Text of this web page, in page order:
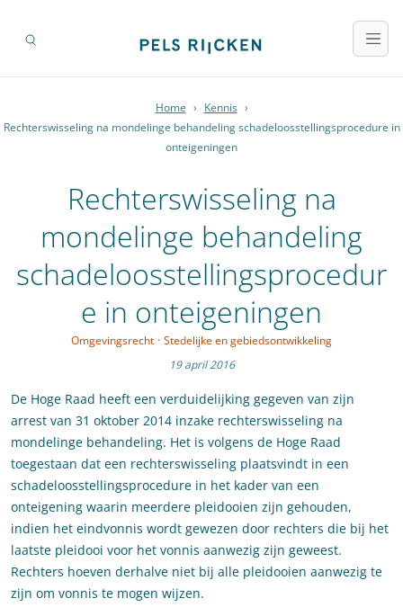
Home › Kennis ›
Rechterswisseling na mondelinge behandeling schadeloosstellingsprocedure in
onteigeningen
Rechterswisseling na
mondelinge behandeling
schadeloosstellingsprocedur
e in onteigeningen
Omgevingsrecht · Stedelijke en gebiedsontwikkeling
19 april 2016
De Hoge Raad heeft een verduidelijking gegeven van zijn
arrest van 31 oktober 2014 inzake rechterswisseling na
mondelinge behandeling. Het is volgens de Hoge Raad
toegestaan dat een rechterswisseling plaatsvindt in een
schadeloosstellingsprocedure in het kader van een
onteigening waarin meerdere pleidooien zijn gehouden,
indien het eindvonnis wordt gewezen door rechters die bij het
laatste pleidooi voor het vonnis aanwezig zijn geweest.
Rechters hoeven derhalve niet bij alle pleidooien aanwezig te
zijn om vonnis te mogen wijzen.